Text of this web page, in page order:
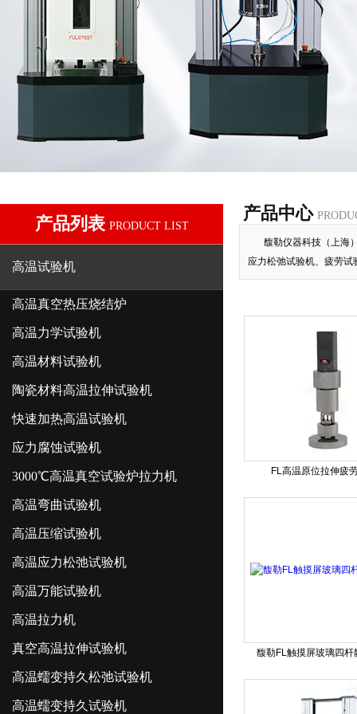
产品列表 PRODUCT LIST
高温试验机
高温真空热压烧结炉
高温力学试验机
高温材料试验机
陶瓷材料高温拉伸试验机
快速加热高温试验机
应力腐蚀试验机
3000℃高温真空试验炉拉力机
高温弯曲试验机
高温压缩试验机
高温应力松弛试验机
高温万能试验机
高温拉力机
真空高温拉伸试验机
高温蠕变持久松弛试验机
高温蠕变持久试验机
产品中心
馥勒仪器科技（上海
应力松弛试验机、疲劳
FL高温原位拉伸疲
馥勒FL触摸屏玻璃四杆